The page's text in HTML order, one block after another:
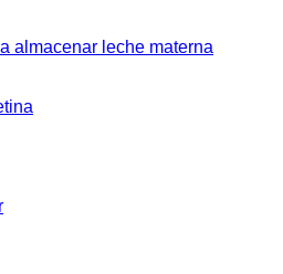
almacenar leche materna